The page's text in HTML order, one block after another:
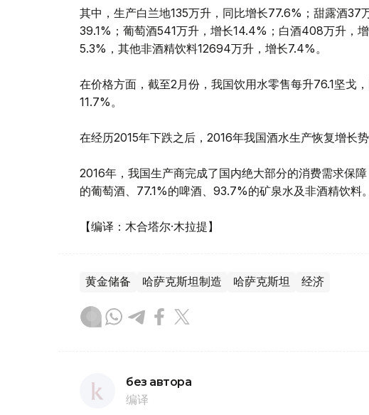
其中，生产白兰地135万升，同比增长77.6%；甜露酒
39.1%；葡萄酒541万升，增长14.4%；白酒408万升，
5.3%，其他非酒精饮料12694万升，增长7.4%。
在价格方面，截至2月份，我国饮用水零售每升76.1坚戈
11.7%。
在经历2015年下跌之后，2016年我国酒水生产恢复增长
2016年，我国生产商完成了国内绝大部分的消费需求保
的葡萄酒、77.1%的啤酒、93.7%的矿泉水及非酒精饮料。
【编译：木合塔尔·木拉提】
黄金储备 哈萨克斯坦制造 哈萨克斯坦 经济
без автора
编译